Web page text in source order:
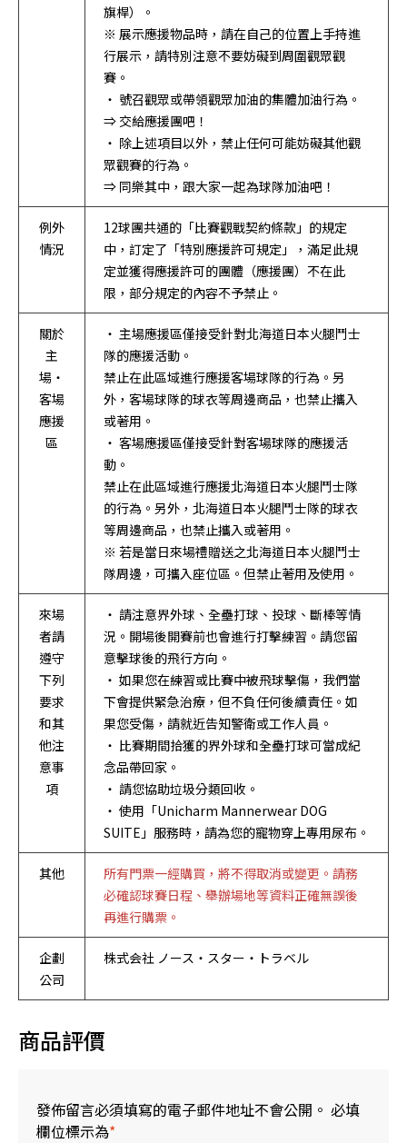
旗桿）。
※ 展示應援物品時，請在自己的位置上手持進
行展示，請特別注意不要妨礙到周圍觀眾觀
賽。
・ 號召觀眾或帶領觀眾加油的集體加油行為。
⇒ 交給應援團吧！
・ 除上述項目以外，禁止任何可能妨礙其他觀
眾觀賽的行為。
⇒ 同樂其中，跟大家一起為球隊加油吧！
例外
情況
12球團共通的「比賽觀戰契約條款」的規定
中，訂定了「特別應援許可規定」，滿足此規
定並獲得應援許可的團體（應援團）不在此
限，部分規定的內容不予禁止。
關於
主
場・
客場
應援
區
・ 主場應援區僅接受針對北海道日本火腿鬥士
隊的應援活動。
禁止在此區域進行應援客場球隊的行為。另
外，客場球隊的球衣等周邊商品，也禁止攜入
或著用。
・ 客場應援區僅接受針對客場球隊的應援活
動。
禁止在此區域進行應援北海道日本火腿鬥士隊
的行為。另外，北海道日本火腿鬥士隊的球衣
等周邊商品，也禁止攜入或著用。
※ 若是當日來場禮贈送之北海道日本火腿鬥士
隊周邊，可攜入座位區。但禁止著用及使用。
來場
者請
遵守
下列
要求
和其
他注
意事
項
・ 請注意界外球、全壘打球、投球、斷棒等情
況。開場後開賽前也會進行打擊練習。請您留
意擊球後的飛行方向。
・ 如果您在練習或比賽中被飛球擊傷，我們當
下會提供緊急治療，但不負任何後續責任。如
果您受傷，請就近告知警衛或工作人員。
・ 比賽期間拾獲的界外球和全壘打球可當成紀
念品帶回家。
・ 請您協助垃圾分類回收。
・ 使用「Unicharm Mannerwear DOG
SUITE」服務時，請為您的寵物穿上專用尿布。
其他
所有門票一經購買，將不得取消或變更。請務
必確認球賽日程、舉辦場地等資料正確無誤後
再進行購票。
企劃
公司
株式会社 ノース‧スター‧トラベル
商品評價
發佈留言必須填寫的電子郵件地址不會公開。 必填
欄位標示為*